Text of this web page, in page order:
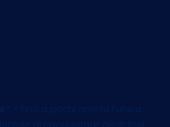
? – Fino a pochi anni fa l’unica
di riacquistare denti fissi